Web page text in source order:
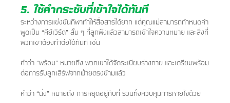
5. ใช้คำกระชับที่เข้าใจได้ทันที
ระหว่างการแข่งขันกีฬาทำให้สื่อสารได้ยาก แต่คุณแม่สามารถกำหนดคำ
พูดเป็น “คีย์เวิร์ด” สั้น ๆ ที่ลูกฟังแล้วสามารถเข้าใจความหมาย และสิ่งที่
พวกเขาต้องทำต่อได้ทันที เช่น
คำว่า “พร้อม” หมายถึง พวกเขาได้จัดระเบียบร่างกาย และเตรียมพร้อม
ต่อการรับลูกเสิร์ฟจากฝ่ายตรงข้ามแล้ว
คำว่า “นิ่ง” หมายถึง การหยุดอยู่กับที่ รวมทั้งควบคุมการหายใจด้วย